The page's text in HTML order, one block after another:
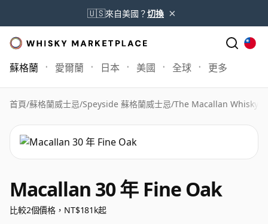
🇺🇸來自美國？切換 ×
蘇格蘭 愛爾蘭 日本 美國 全球 更多
首頁/蘇格蘭威士忌/Speyside 蘇格蘭威士忌/The Macallan Whisky
Macallan 30 年 Fine Oak
比較2個價格，NT$181k起